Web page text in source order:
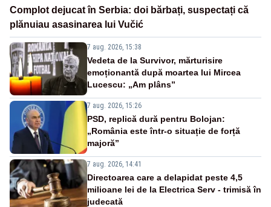
Complot dejucat în Serbia: doi bărbați, suspectați că
plănuiau asasinarea lui Vučić
7 aug. 2026, 15:38
Vedeta de la Survivor, mărturisire
emoționantă după moartea lui Mircea
Lucescu: „Am plâns”
7 aug. 2026, 15:26
PSD, replică dură pentru Bolojan:
„România este într-o situație de forță
majoră”
7 aug. 2026, 14:41
Directoarea care a delapidat peste 4,5
milioane lei de la Electrica Serv - trimisă în
judecată